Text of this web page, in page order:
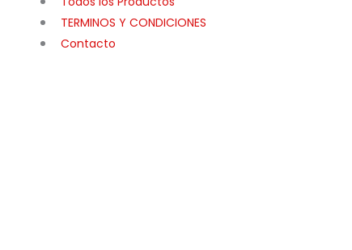
TERMINOS Y CONDICIONES
Contacto